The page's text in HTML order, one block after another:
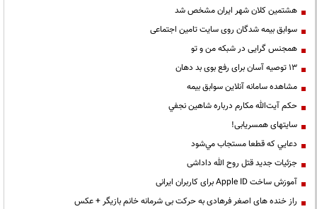
هشتمین کلان شهر ایران مشخص شد
سوابق بیمه شدگان روی سایت تامین اجتماعی
همجنس گرایی در شبکه من و تو
13 توصیه آسان برای رفع بوی بد دهان
مشاهده سامانه آنلاين سوابق بیمه
حكم آيت‌الله مكارم درباره شاهين نجفي
سایتهای همسریابی!
دعايي كه قطعا مستجاب مي‌شود
جزئیات جدید قتل روح الله داداشی
آموزش ساخت Apple ID برای کاربران ایرانی
راز خنده های اصغر فرهادی به حرکت بی شرمانه خانم بازیگر + عکس